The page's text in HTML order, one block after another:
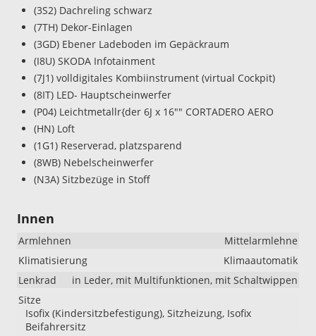
(3S2) Dachreling schwarz
(7TH) Dekor-Einlagen
(3GD) Ebener Ladeboden im Gepäckraum
(I8U) SKODA Infotainment
(7J1) volldigitales Kombiinstrument (virtual Cockpit)
(8IT) LED- Hauptscheinwerfer
(P04) Leichtmetallr{der 6J x 16"" CORTADERO AERO
(HN) Loft
(1G1) Reserverad, platzsparend
(8WB) Nebelscheinwerfer
(N3A) Sitzbezüge in Stoff
Innen
Armlehnen
Mittelarmlehne
Klimatisierung
Klimaautomatik
Lenkrad
in Leder, mit Multifunktionen, mit Schaltwippen
Sitze
Isofix (Kindersitzbefestigung), Sitzheizung, Isofix
Beifahrersitz